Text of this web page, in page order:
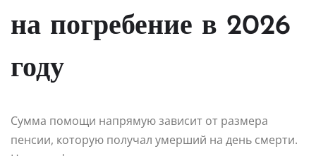
на погребение в 2026
году
Сумма помощи напрямую зависит от размера
пенсии, которую получал умерший на день смерти.